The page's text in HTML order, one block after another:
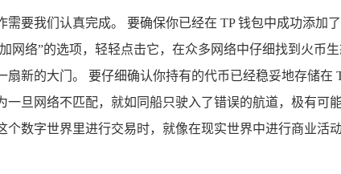
要我们认真完成。 要确保你已经在 TP 钱包中成功添加
网络”的选项，轻轻点击它，在众多网络中仔细找到火币
新的大门。 要仔细确认你持有的代币已经稳妥地存储
旦网络不匹配，就如同船只驶入了错误的航道，极有
个数字世界里进行交易时，就像在现实世界中进行商业